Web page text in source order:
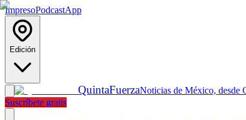
ImpresoPodcastApp
Edición
QuintaFuerzaNoticias de México, desde
Suscríbete gratis